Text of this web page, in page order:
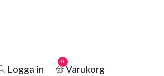
Logga in
0
Varukorg